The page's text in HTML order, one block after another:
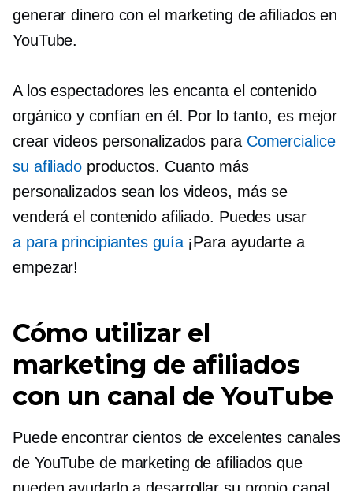
generar dinero con el marketing de afiliados en
YouTube.
A los espectadores les encanta el contenido
orgánico y confían en él. Por lo tanto, es mejor
crear videos personalizados para Comercialice
su afiliadoproductos. Cuanto más
personalizados sean los videos, más se
venderá el contenido afiliado. Puedes usar
a para principiantes guía¡Para ayudarte a
empezar!
Cómo utilizar el
marketing de afiliados
con un canal de YouTube
Puede encontrar cientos de excelentes canales
de YouTube de marketing de afiliados que